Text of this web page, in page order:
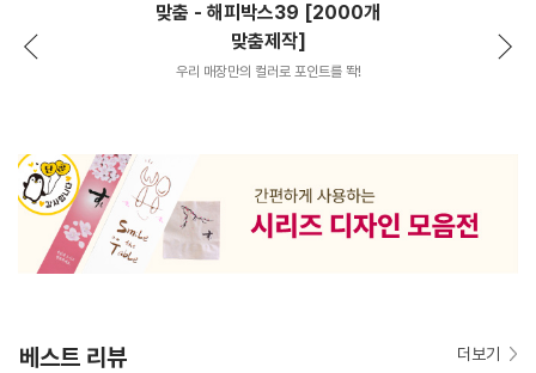
맞춤 - 해피박스39 [2000개
맞춤제작]
우리 매장만의 컬러로 포인트를 똭!
베스트 리뷰 더보기